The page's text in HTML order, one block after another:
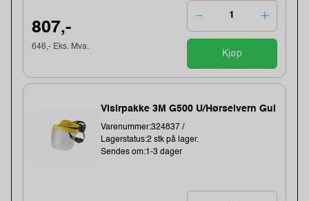
807,-
646,- Eks. Mva.
Kjøp
Visirpakke 3M G500 U/Hørselvern Gul
Varenummer:324837 /
Lagerstatus:2 stk på lager.
Sendes om:1-3 dager